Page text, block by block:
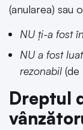
(anularea) sau
NU ți-a fost
NU a fost
rezonabil (de
Dreptul